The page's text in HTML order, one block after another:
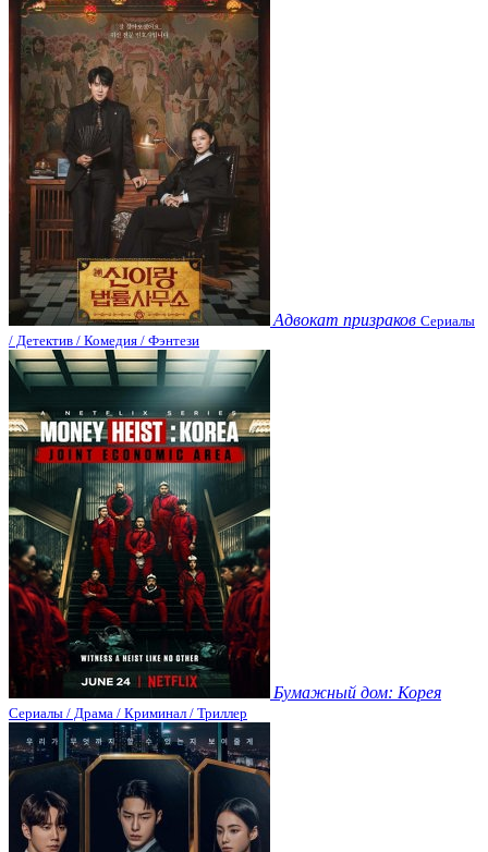
Адвокат призраков Сериалы
/ Детектив / Комедия / Фэнтези
Бумажный дом: Корея
Сериалы / Драма / Криминал / Триллер